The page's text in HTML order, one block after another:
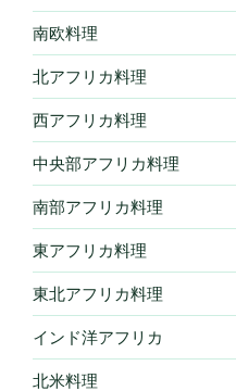
南欧料理
北アフリカ料理
西アフリカ料理
中央部アフリカ料理
南部アフリカ料理
東アフリカ料理
東北アフリカ料理
インド洋アフリカ
北米料理